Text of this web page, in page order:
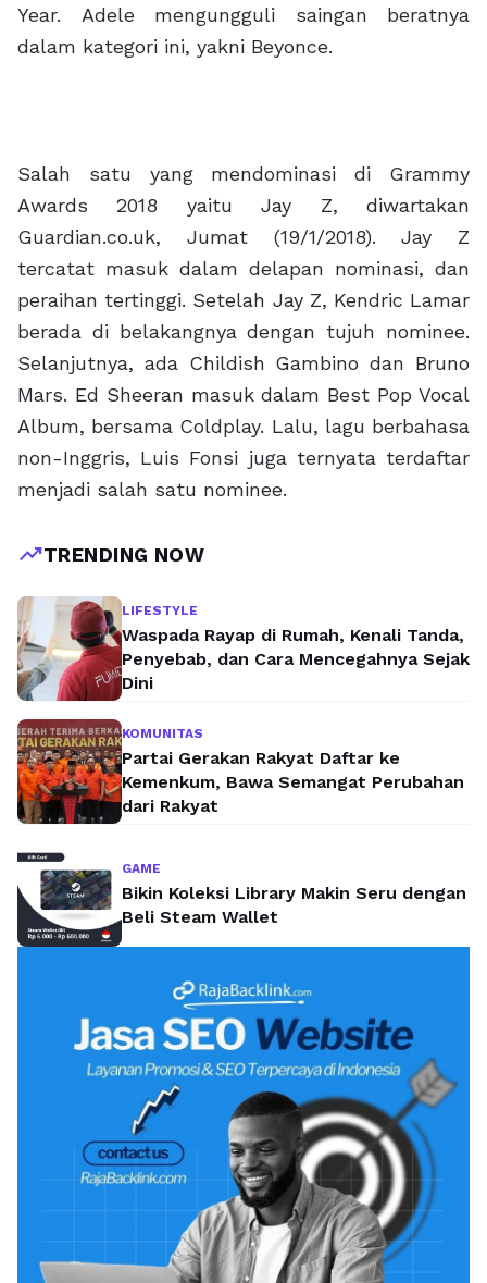
Year. Adele mengungguli saingan beratnya
dalam kategori ini, yakni Beyonce.
Salah satu yang mendominasi di Grammy
Awards 2018 yaitu Jay Z, diwartakan
Guardian.co.uk, Jumat (19/1/2018). Jay Z
tercatat masuk dalam delapan nominasi, dan
peraihan tertinggi. Setelah Jay Z, Kendric Lamar
berada di belakangnya dengan tujuh nominee.
Selanjutnya, ada Childish Gambino dan Bruno
Mars. Ed Sheeran masuk dalam Best Pop Vocal
Album, bersama Coldplay. Lalu, lagu berbahasa
non-Inggris, Luis Fonsi juga ternyata terdaftar
menjadi salah satu nominee.
trending_upTRENDING NOW
LIFESTYLE
Waspada Rayap di Rumah, Kenali Tanda,
Penyebab, dan Cara Mencegahnya Sejak
Dini
KOMUNITAS
Partai Gerakan Rakyat Daftar ke
Kemenkum, Bawa Semangat Perubahan
dari Rakyat
GAME
Bikin Koleksi Library Makin Seru dengan
Beli Steam Wallet